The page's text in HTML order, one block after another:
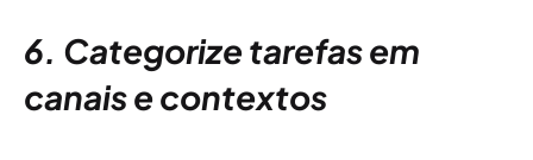
6. Categorize tarefas em
canais e contextos